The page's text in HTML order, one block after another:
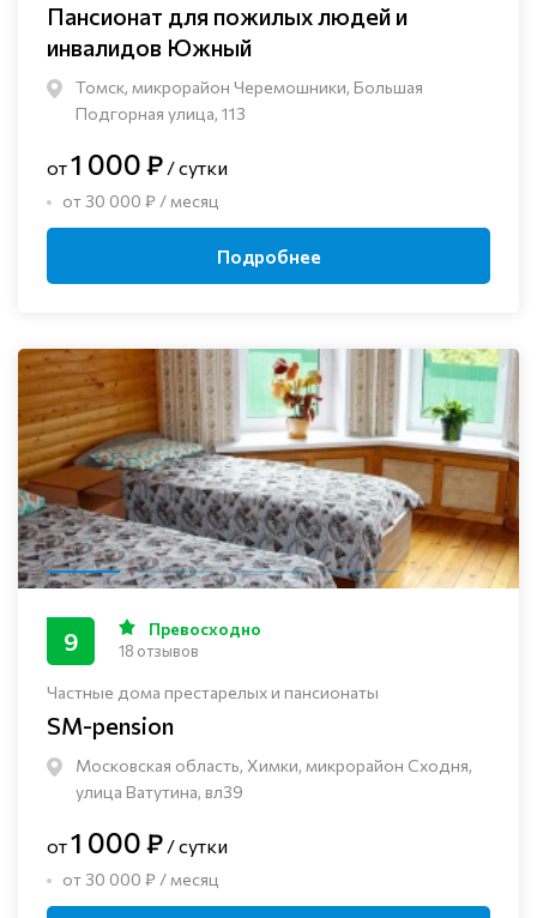
Пансионат для пожилых людей и
инвалидов Южный
Томск, микрорайон Черемошники, Большая
Подгорная улица, 113
от1 000 ₽ / сутки
от 30 000 ₽ / месяц
Подробнее
Частные дома престарелых и пансионаты
SM-pension
Московская область, Химки, микрорайон Сходня,
улица Ватутина, вл39
9 Превосходно
18 отзывов
от1 000 ₽ / сутки
от 30 000 ₽ / месяц